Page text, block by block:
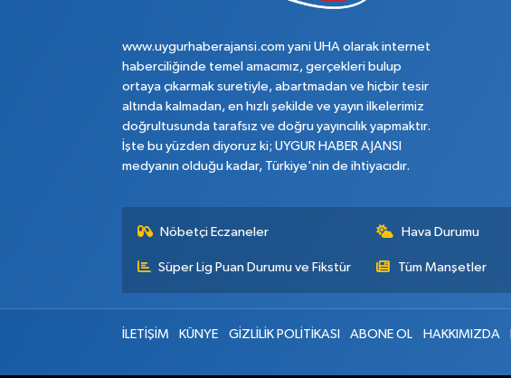
www.uygurhaberajansi.com yani UHA olarak internet
haberciliğinde temel amacımız, gerçekleri bulup
ortaya çıkarmak suretiyle, abartmadan ve hiçbir tesir
altında kalmadan, en hızlı şekilde ve yayın ilkelerimiz
doğrultusunda tarafsız ve doğru yayıncılık yapmaktır.
İşte bu yüzden diyoruz ki; UYGUR HABER AJANSI
medyanın olduğu kadar, Türkiye'nin de ihtiyacıdır.
Nöbetçi Eczaneler Hava Durumu
Süper Lig Puan Durumu ve Fikstür Tüm Manşetler
İLETİŞİM KÜNYE GİZLİLİK POLİTİKASI ABONE OL HAKKIMIZDA